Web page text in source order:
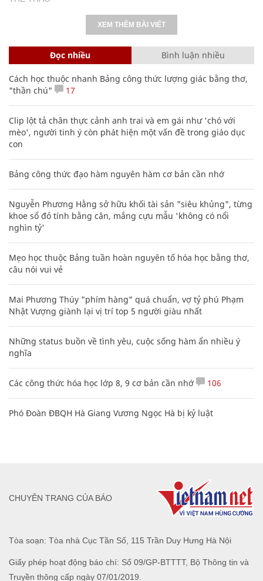
XEM THÊM BÀI VIẾT
Đọc nhiều Bình luận nhiều
Cách học thuộc nhanh Bảng công thức lượng giác bằng thơ,
"thần chú"
17
Clip lột tả chân thực cảnh anh trai và em gái như 'chó với
mèo', người tinh ý còn phát hiện một vấn đề trong giáo dục
con
Bảng công thức đạo hàm nguyên hàm cơ bản cần nhớ
Nguyễn Phương Hằng sở hữu khối tài sản "siêu khủng", từng
khoe sổ đỏ tính bằng cân, mắng cựu mẫu 'không có nổi
nghìn tỷ'
Mẹo học thuộc Bảng tuần hoàn nguyên tố hóa học bằng thơ,
câu nói vui vẻ
Mai Phương Thúy "phím hàng" quá chuẩn, vợ tỷ phú Phạm
Nhật Vượng giành lại vị trí top 5 người giàu nhất
Những status buồn về tình yêu, cuộc sống hàm ẩn nhiều ý
nghĩa
Các công thức hóa học lớp 8, 9 cơ bản cần nhớ 106
Phó Đoàn ĐBQH Hà Giang Vương Ngọc Hà bị kỷ luật
Tòa soạn: Tòa nhà Cục Tần Số, 115 Trần Duy Hưng Hà Nội
Giấy phép hoạt động báo chí: Số 09/GP-BTTTT, Bộ Thông tin và
Truyền thông cấp ngày 07/01/2019.
CHUYÊN TRANG CỦA BÁO